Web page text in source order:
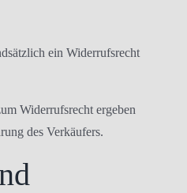
ein Widerrufsrecht
Widerrufsrecht ergeben
des Verkäufers.